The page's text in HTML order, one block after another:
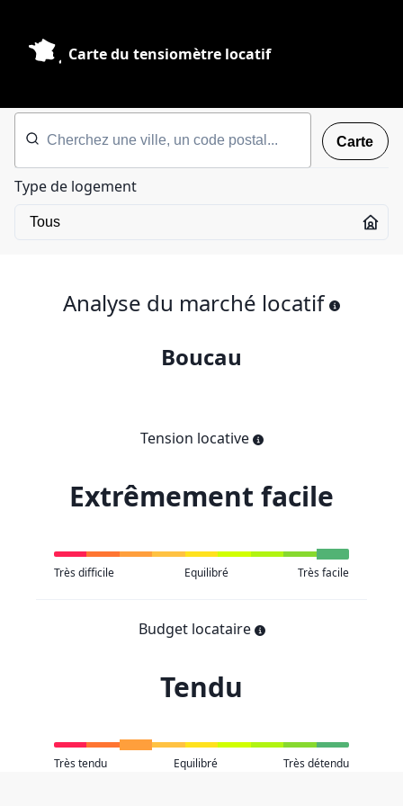
Carte du tensiomètre locatif
Carte
Type de logement
Analyse du marché locatif
Boucau
Tension locative
Extrêmement facile
Très difficile Equilibré Très facile
Budget locataire
Tendu
Très tendu Equilibré Très détendu